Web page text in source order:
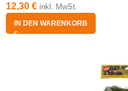
12,30 € inkl. MwSt.
IN DEN WARENKORB